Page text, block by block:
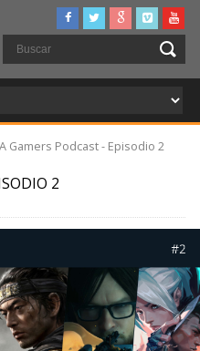
Gamers Podcast - Episodio 2
2